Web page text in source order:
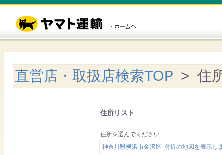
直営店・取扱店検索TOP > 住
住所リスト
住所を選んでください
神奈川県横浜市金沢区 付近の地図を表示し